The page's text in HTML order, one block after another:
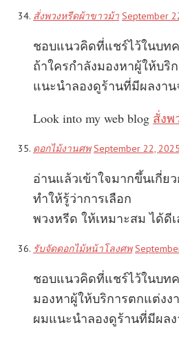
สั่งพวงหรีดผ้าขาวม้า September
ชอบแนวคิดที่แชร์ไว้ในบท
ถ้าใครกำลังมองหาผู้ให้บริ
แนะนำลองดูร้านที่มีผลงา
Look into my web blog สั่งพ
ดอกไม้งานศพ September 22,
อ่านแล้วเข้าใจมากขึ้นเกี่ย
ทำให้รู้ว่าการเลือก
พวงหรีด ให้เหมาะสม ได้ดี
รับจัดดอกไม้หน้าโลงศพ
ชอบแนวคิดที่แชร์ไว้ในบท
มองหาผู้ให้บริการตกแต่งง
ผมแนะนำลองดูร้านที่มีผล